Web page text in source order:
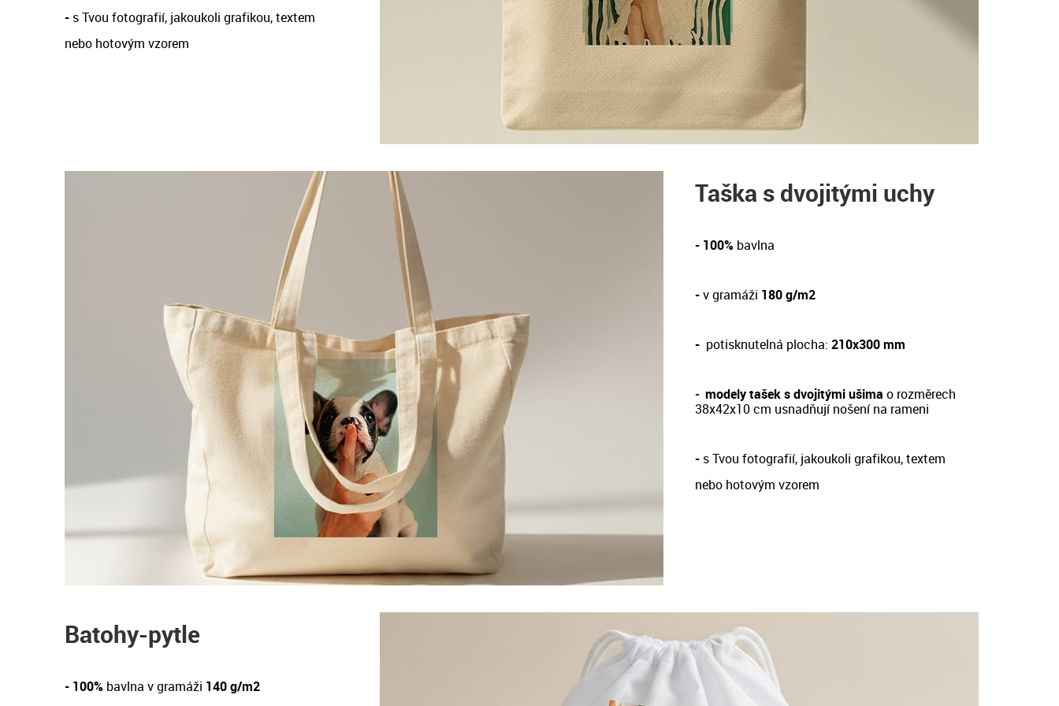
- s Tvou fotografií, jakoukoli grafikou, textem
nebo hotovým vzorem
Taška s dvojitými uchy
- 100% bavlna
-v gramáži 180 g/m2
- potisknutelná plocha: 210x300 mm
- modely tašek s dvojitými ušima o rozměrech
38x42x10 cm usnadňují nošení na rameni
-s Tvou fotografií, jakoukoli grafikou, textem
nebo hotovým vzorem
Batohy-pytle
- 100% bavlna v gramáži 140 g/m2